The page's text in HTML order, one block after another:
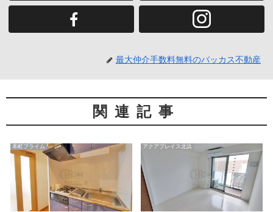
最大仲介手数料無料のバッカス不動産
関連記事
本町プライム アクアプレイス北浜